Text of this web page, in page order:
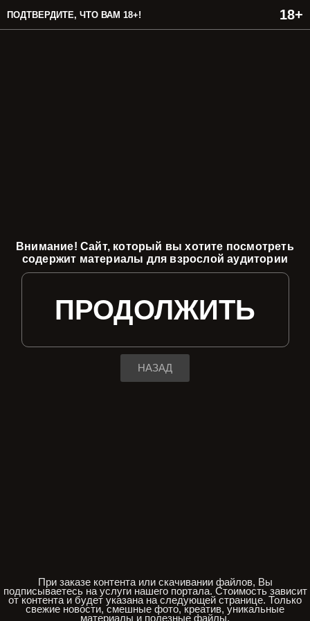
ПОДТВЕРДИТЕ, ЧТО ВАМ 18+!
Внимание! Сайт, который вы хотите посмотреть
содержит материалы для взрослой аудитории
ПРОДОЛЖИТЬ
НАЗАД
При заказе контента или скачивании файлов, Вы
подписываетесь на услуги нашего портала. Стоимость зависит
от контента и будет указана на следующей странице. Только
свежие новости, смешные фото, креатив, уникальные
материалы и полезные файлы.